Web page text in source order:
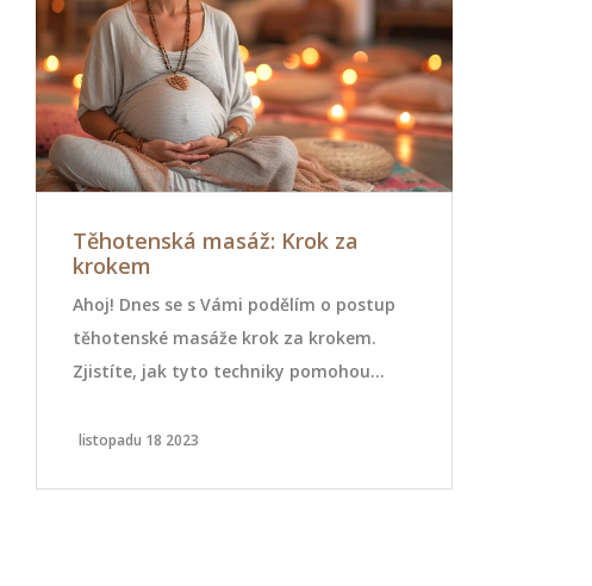
Těhotenská masáž: Krok za
krokem
Ahoj! Dnes se s Vámi podělím o postup
těhotenské masáže krok za krokem.
Zjistíte, jak tyto techniky pomohou
těhotenství. Podíváme se také na
listopadu 18 2023